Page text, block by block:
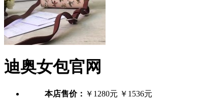
迪奥女包官网
本店售价： ￥1280元 ￥1536元